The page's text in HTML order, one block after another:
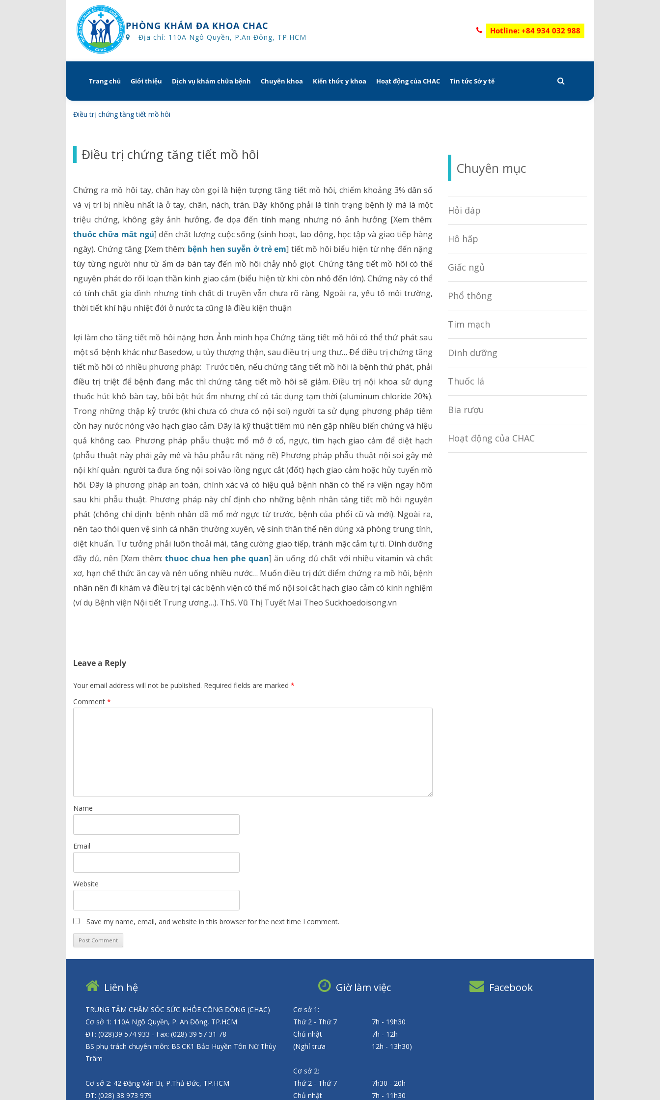
PHÒNG KHÁM ĐA KHOA CHAC
Địa chỉ: 110A Ngô Quyền, P.An Đông, TP.HCM
Hotline: +84 934 032 988
Skip
Trang chủ Giới thiệu
Quyền và trách nhiệm của người
Bác sĩ
Lịch khám bác sĩ
Bảng giá dịch vụ
Danh mục giá thuốc
Dịch vụ khám chữa bệnh
Khám gì ở CHAC
Chuyên khoa
Phục hồi chức năng Hô hấp
Dị ứng – Miễn dịch
Tim mạch
Rối loạn chuyển hóa
Chẩn đoán hình ảnh
Xét nghiệm
Nhà thuốc
Kiến thức y khoa Hoạt động của CHAC Tin tức Sở y tế
Điều trị chứng tăng tiết mồ hôi
Điều trị chứng tăng tiết mồ hôi
Chứng ra mồ hôi tay, chân hay còn gọi là hiện tượng tăng tiết mồ hôi, chiếm khoảng 3% dân số
và vị trí bị nhiều nhất là ở tay, chân, nách, trán. Đây không phải là tình trạng bệnh lý mà là một
triệu chứng, không gây ảnh hưởng, đe dọa đến tính mạng nhưng nó ảnh hưởng [Xem thêm:
thuốc chữa mất ngủ] đến chất lượng cuộc sống (sinh hoạt, lao động, học tập và giao tiếp hàng
ngày). Chứng tăng [Xem thêm: bệnh hen suyễn ở trẻ em] tiết mồ hôi biểu hiện từ nhẹ đến nặng
tùy từng người như từ ẩm da bàn tay đến mồ hôi chảy nhỏ giọt. Chứng tăng tiết mồ hôi có thể
nguyên phát do rối loạn thần kinh giao cảm (biểu hiện từ khi còn nhỏ đến lớn). Chứng này có thể
có tính chất gia đình nhưng tính chất di truyền vẫn chưa rõ ràng. Ngoài ra, yếu tố môi trường,
thời tiết khí hậu nhiệt đới ở nước ta cũng là điều kiện thuận
lợi làm cho tăng tiết mồ hôi nặng hơn. Ảnh minh họa Chứng tăng tiết mồ hôi có thể thứ phát sau
một số bệnh khác như Basedow, u tủy thượng thận, sau điều trị ung thư… Để điều trị chứng tăng
tiết mồ hôi có nhiều phương pháp: Trước tiên, nếu chứng tăng tiết mồ hôi là bệnh thứ phát, phải
điều trị triệt để bệnh đang mắc thì chứng tăng tiết mồ hôi sẽ giảm. Điều trị nội khoa: sử dụng
thuốc hút khô bàn tay, bôi bột hút ẩm nhưng chỉ có tác dụng tạm thời (aluminum chloride 20%).
Trong những thập kỷ trước (khi chưa có chưa có nội soi) người ta sử dụng phương pháp tiêm
cồn hay nước nóng vào hạch giao cảm. Đây là kỹ thuật tiêm mù nên gặp nhiều biến chứng và hiệu
quả không cao. Phương pháp phẫu thuật: mổ mở ở cổ, ngực, tìm hạch giao cảm để diệt hạch
(phẫu thuật này phải gây mê và hậu phẫu rất nặng nề) Phương pháp phẫu thuật nội soi gây mê
nội khí quản: người ta đưa ống nội soi vào lồng ngực cắt (đốt) hạch giao cảm hoặc hủy tuyến mồ
hôi. Đây là phương pháp an toàn, chính xác và có hiệu quả bệnh nhân có thể ra viện ngay hôm
sau khi phẫu thuật. Phương pháp này chỉ định cho những bệnh nhân tăng tiết mồ hôi nguyên
phát (chống chỉ định: bệnh nhân đã mổ mở ngực từ trước, bệnh của phổi cũ và mới). Ngoài ra,
nên tạo thói quen vệ sinh cá nhân thường xuyên, vệ sinh thân thể nên dùng xà phòng trung tính,
diệt khuẩn. Tư tưởng phải luôn thoải mái, tăng cường giao tiếp, tránh mặc cảm tự ti. Dinh dưỡng
đầy đủ, nên [Xem thêm:thuoc chua hen phe quan] ăn uống đủ chất với nhiều vitamin và chất
xơ, hạn chế thức ăn cay và nên uống nhiều nước… Muốn điều trị dứt điểm chứng ra mồ hôi, bệnh
nhân nên đi khám và điều trị tại các bệnh viện có thể mổ nội soi cắt hạch giao cảm có kinh nghiệm
(ví dụ Bệnh viện Nội tiết Trung ương…). ThS. Vũ Thị Tuyết Mai Theo Suckhoedoisong.vn
Leave a Reply
Your email address will not be published. Required fields are marked*
Comment*
Name
Email
Website
Save my name, email, and website in this browser for the next time I comment.
Chuyên mục
Hỏi đáp
Hô hấp
Giấc ngủ
Phổ thông
Tim mạch
Dinh dưỡng
Thuốc lá
Bia rượu
Hoạt động của CHAC
Liên hệ
TRUNG TÂM CHĂM SÓC SỨC KHỎE CỘNG ĐỒNG (CHAC)
Cơ sở 1: 110A Ngô Quyền, P. An Đông, TP.HCM
ĐT: (028)39 574 933 - Fax: (028) 39 57 31 78
BS phụ trách chuyên môn: BS.CK1 Bảo Huyền Tôn Nữ Thùy
Trâm
Cơ sở 2: 42 Đặng Văn Bi, P.Thủ Đức, TP.HCM
ĐT: (028) 38 973 979
Giờ làm việc
Cơ sở 1:
Thứ 2 - Thứ 7
7h - 19h30
Chủ nhật
7h - 12h
(Nghỉ trưa
12h - 13h30)
Cơ sở 2:
Thứ 2 - Thứ 7
7h30 - 20h
Chủ nhật
7h - 11h30
Facebook